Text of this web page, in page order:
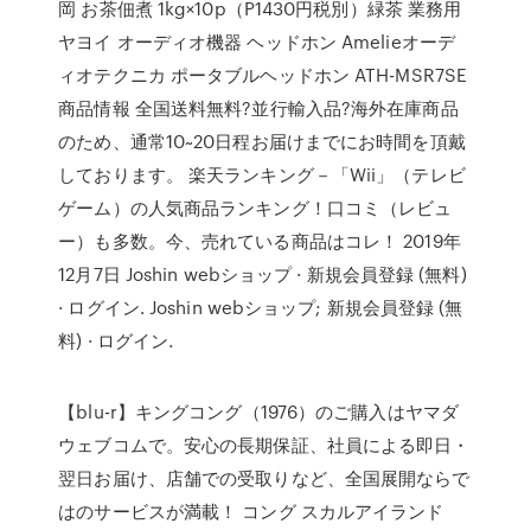
岡 お茶佃煮 1kg×10p（P1430円税別）緑茶 業務用
ヤヨイ オーディオ機器 ヘッドホン Amelieオーデ
ィオテクニカ ポータブルヘッドホン ATH-MSR7SE
商品情報 全国送料無料?並行輸入品?海外在庫商品
のため、通常10~20日程お届けまでにお時間を頂戴
しております。 楽天ランキング－「Wii」（テレビ
ゲーム）の人気商品ランキング！口コミ（レビュ
ー）も多数。今、売れている商品はコレ！ 2019年
12月7日 Joshin webショップ · 新規会員登録 (無料)
· ログイン. Joshin webショップ; 新規会員登録 (無
料) · ログイン.
【blu-r】キングコング（1976）のご購入はヤマダ
ウェブコムで。安心の長期保証、社員による即日・
翌日お届け、店舗での受取りなど、全国展開ならで
はのサービスが満載！ コング スカルアイランド